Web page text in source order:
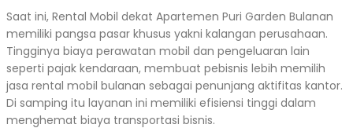
Saat ini, Rental Mobil dekat Apartemen Puri Garden Bulanan
memiliki pangsa pasar khusus yakni kalangan perusahaan.
Tingginya biaya perawatan mobil dan pengeluaran lain
seperti pajak kendaraan, membuat pebisnis lebih memilih
jasa rental mobil bulanan sebagai penunjang aktifitas kantor.
Di samping itu layanan ini memiliki efisiensi tinggi dalam
menghemat biaya transportasi bisnis.